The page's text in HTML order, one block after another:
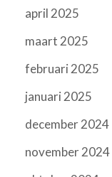
april 2025
maart 2025
februari 2025
januari 2025
december 2024
november 2024